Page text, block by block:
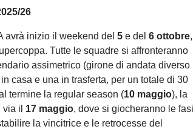
26
avrà inizio il weekend del5e del6 ottobre,
Tutte le squadre si affronteranno
assimetrico (girone di andata diverso
casa e una in trasferta, per un totale di 30
termine la regular season (10 maggio), la
il 17 maggio, dove si giocheranno le fasi
la vincitrice e le retrocesse del